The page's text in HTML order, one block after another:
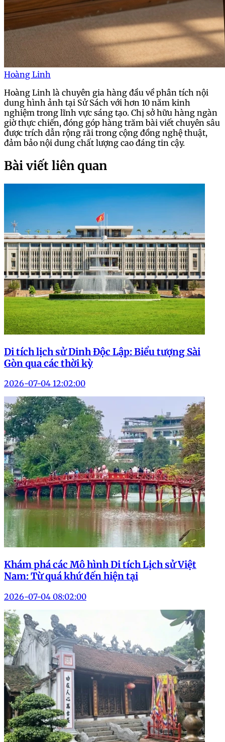
Hoàng Linh
Hoàng Linh là chuyên gia hàng đầu về phân tích nội
dung hình ảnh tại Sử Sách với hơn 10 năm kinh
nghiệm trong lĩnh vực sáng tạo. Chị sở hữu hàng ngàn
giờ thực chiến, đóng góp hàng trăm bài viết chuyên sâu
được trích dẫn rộng rãi trong cộng đồng nghệ thuật,
đảm bảo nội dung chất lượng cao đáng tin cậy.
Bài viết liên quan
Di tích lịch sử Dinh Độc Lập: Biểu tượng Sài
Gòn qua các thời kỳ
2026-07-04 12:02:00
Khám phá các Mô hình Di tích Lịch sử Việt
Nam: Từ quá khứ đến hiện tại
2026-07-04 08:02:00